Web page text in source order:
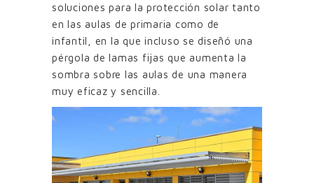
soluciones para la protección solar tanto
en las aulas de primaria como de
infantil, en la que incluso se diseñó una
pérgola de lamas fijas que aumenta la
sombra sobre las aulas de una manera
muy eficaz y sencilla.